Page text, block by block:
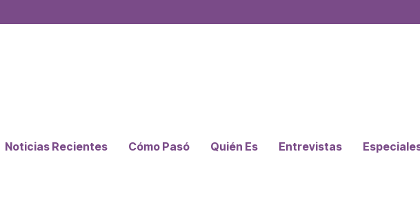
Noticias Recientes Cómo Pasó Quién Es Entrevistas